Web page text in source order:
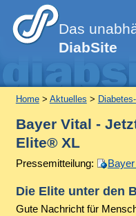
Das
DiabSite
Home> Aktuelles >
Bayer Vital -
Elite® XL
Pressemitteilung:
Die Elite unter den
Gute Nachricht für